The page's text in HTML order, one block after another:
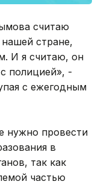
считаю
стране,
И я считаю, он
полицией», -
с ежегодным
нужно провести
в
так как
частью